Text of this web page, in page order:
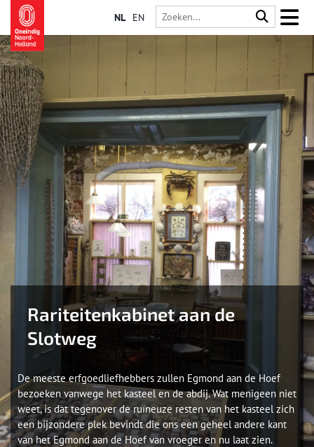
NL EN
Rariteitenkabinet aan de
Slotweg
De meeste erfgoedliefhebbers zullen Egmond aan de Hoef
bezoeken vanwege het kasteel en de abdij. Wat menigeen niet
weet, is dat tegenover de ruïneuze resten van het kasteel zich
een bijzondere plek bevindt die ons een geheel andere kant
van het Egmond aan de Hoef van vroeger en nu laat zien.